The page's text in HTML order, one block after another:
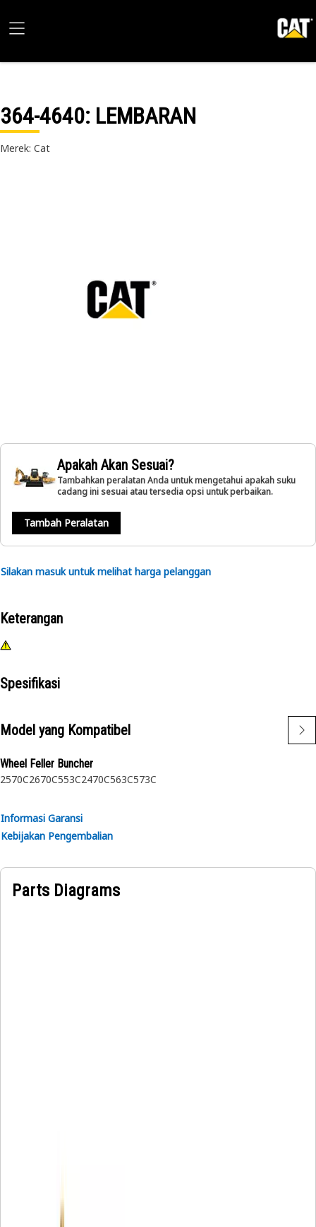
364-4640: LEMBARAN
Merek: Cat
Apakah Akan Sesuai?
Tambahkan peralatan Anda untuk mengetahui apakah suku
cadang ini sesuai atau tersedia opsi untuk perbaikan.
Tambah Peralatan
Silakan masuk untuk melihat harga pelanggan
Keterangan
Spesifikasi
Model yang Kompatibel
Wheel Feller Buncher
2570C2670C553C2470C563C573C
Informasi Garansi
Kebijakan Pengembalian
Parts Diagrams